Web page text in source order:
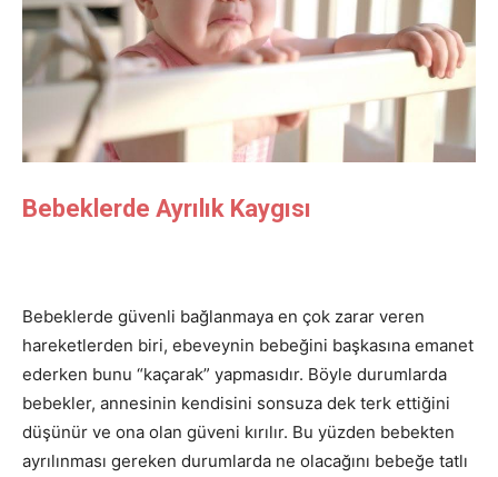
Bebeklerde Ayrılık Kaygısı
Bebeklerde güvenli bağlanmaya en çok zarar veren
hareketlerden biri, ebeveynin bebeğini başkasına emanet
ederken bunu “kaçarak” yapmasıdır. Böyle durumlarda
bebekler, annesinin kendisini sonsuza dek terk ettiğini
düşünür ve ona olan güveni kırılır. Bu yüzden bebekten
ayrılınması gereken durumlarda ne olacağını bebeğe tatlı